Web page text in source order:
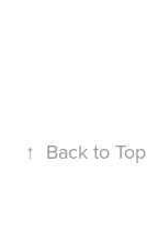
↑ Back to Top